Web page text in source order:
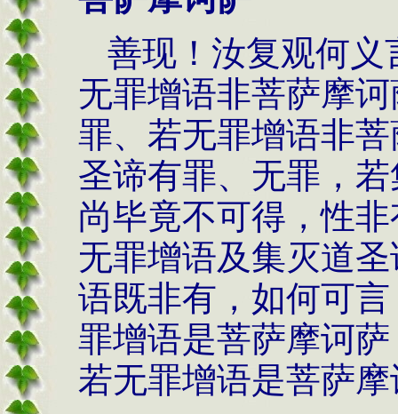
善现！汝复观何
无罪增语非菩萨摩
罪、若无罪增语非
圣谛有罪、无罪，
尚毕竟不可得，性
无罪增语及集灭道
语既非有，如何可
罪增语是菩萨摩诃
若无罪增语是菩萨